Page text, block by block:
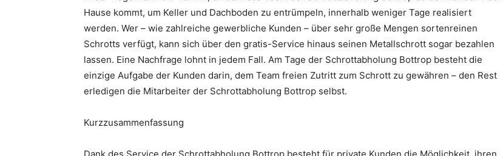
Hause kommt, um Keller und Dachboden zu entrümpeln, innerhalb weniger Tage realisiert
werden. Wer – wie zahlreiche gewerbliche Kunden – über sehr große Mengen sortenreinen
Schrotts verfügt, kann sich über den gratis-Service hinaus seinen Metallschrott sogar bezahlen
lassen. Eine Nachfrage lohnt in jedem Fall. Am Tage der Schrottabholung Bottrop besteht die
einzige Aufgabe der Kunden darin, dem Team freien Zutritt zum Schrott zu gewähren – den Rest
erledigen die Mitarbeiter der Schrottabholung Bottrop selbst.
Kurzzusammenfassung